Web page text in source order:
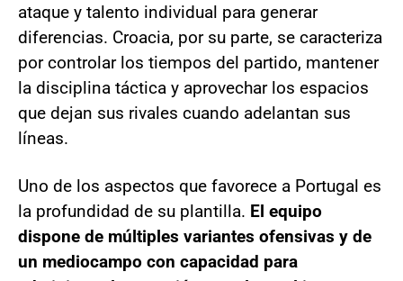
ataque y talento individual para generar
diferencias. Croacia, por su parte, se caracteriza
por controlar los tiempos del partido, mantener
la disciplina táctica y aprovechar los espacios
que dejan sus rivales cuando adelantan sus
líneas.
Uno de los aspectos que favorece a Portugal es
la profundidad de su plantilla. El equipo
dispone de múltiples variantes ofensivas y de
un mediocampo con capacidad para